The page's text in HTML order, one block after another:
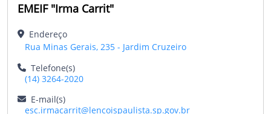
EMEIF "Irma Carrit"
Endereço
Rua Minas Gerais, 235 - Jardim Cruzeiro
Telefone(s)
(14) 3264-2020
E-mail(s)
esc.irmacarrit@lencoispaulista.sp.gov.br